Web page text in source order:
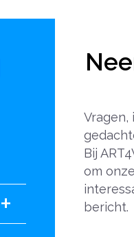
+
Bij
om
bericht.